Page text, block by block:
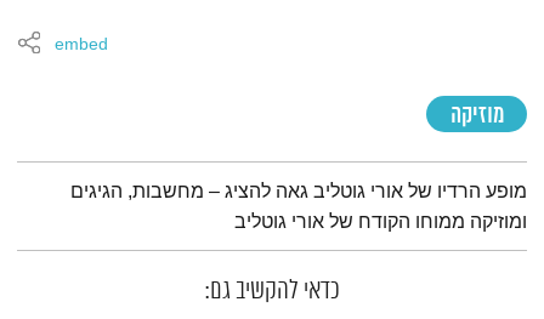
מוזיקה
embed
תמצית הפודקאסט
מופע הרדיו של אורי גוטליב גאה להציג – מחשבות, הגיגים
ומוזיקה ממוחו הקודח של אורי גוטליב
כדאי להקשיב גם: